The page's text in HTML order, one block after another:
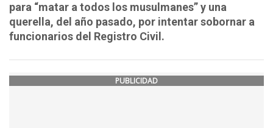
para “matar a todos los musulmanes” y una
querella, del año pasado, por intentar sobornar a
funcionarios del Registro Civil.
PUBLICIDAD